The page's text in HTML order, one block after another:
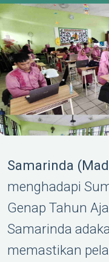
Samarinda
menghadapi
Genap Tahun
Samarinda
memastikan